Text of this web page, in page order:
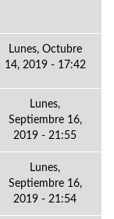
Lunes, Octubre
14, 2019 - 17:42
Lunes,
Septiembre 16,
2019 - 21:55
Lunes,
Septiembre 16,
2019 - 21:54